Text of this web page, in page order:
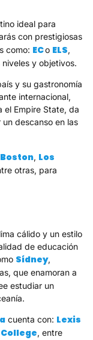
ideal para
con prestigiosas
como: ECo ELS,
y objetivos.
y su gastronomía
internacional,
el Empire State, da
descanso en las
Boston, Los
otras, para
cálido y un estilo
de educación
Sídney,
que enamoran a
estudiar un
cuenta con: Lexis
, entre